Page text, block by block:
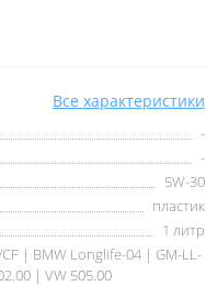
Все характеристики
-
-
5W-30
пластик
1 литр
| BMW Longlife-04 | GM-LL-
| VW 505.00